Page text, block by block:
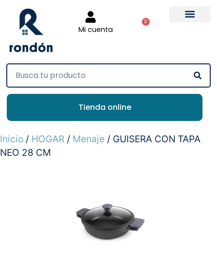
Mi cuenta
0
Tienda online
Inicio / HOGAR / Menaje / GUISERA CON TAPA
NEO 28 CM